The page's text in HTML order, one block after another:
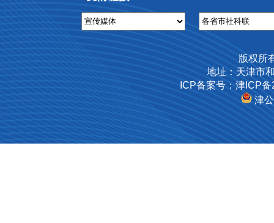
版权所
地址：天津市
ICP备案号：津ICP
津